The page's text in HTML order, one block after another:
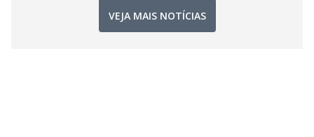
VEJA MAIS NOTÍCIAS